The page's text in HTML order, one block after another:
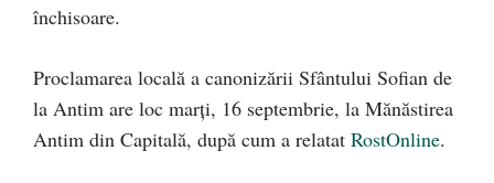
închisoare.
Proclamarea locală a canonizării Sfântului Sofian de
la Antim are loc marți, 16 septembrie, la Mănăstirea
Antim din Capitală, după cum a relatat RostOnline.